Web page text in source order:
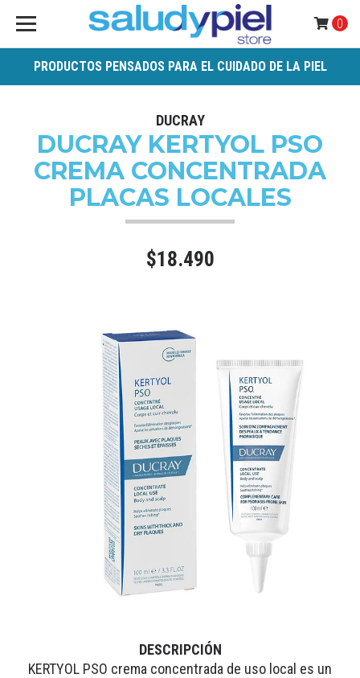
PRODUCTOS PENSADOS PARA EL CUIDADO DE LA PIEL
0
DUCRAY
DUCRAY KERTYOL PSO
CREMA CONCENTRADA
PLACAS LOCALES
$18.490
DESCRIPCIÓN
KERTYOL PSO crema concentrada de uso local es un